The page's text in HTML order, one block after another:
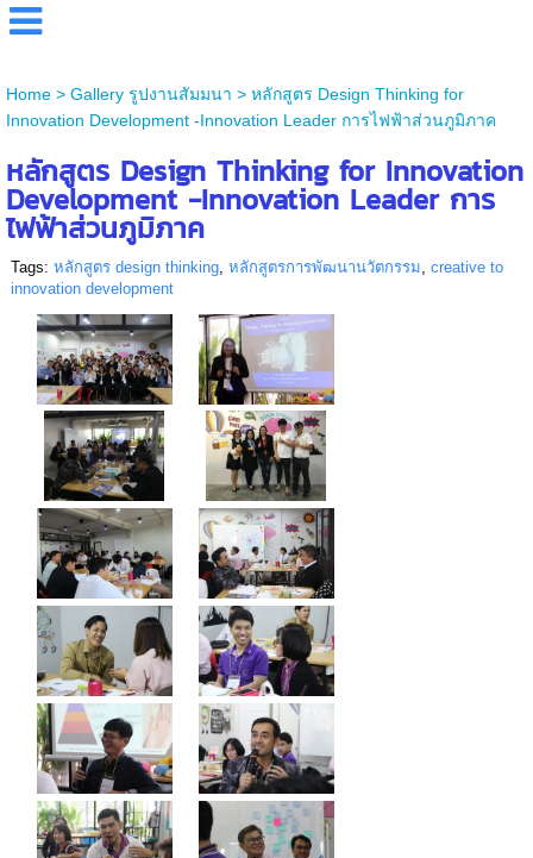
Home> Gallery รูปงานสัมมนา > หลักสูตร Design Thinking for
Innovation Development -Innovation Leader การไฟฟ้าส่วนภูมิภาค
หลักสูตร Design Thinking for Innovation
Development -Innovation Leader การ
ไฟฟ้าส่วนภูมิภาค
Tags: หลักสูตร design thinking, หลักสูตรการพัฒนานวัตกรรม, creative to
innovation development